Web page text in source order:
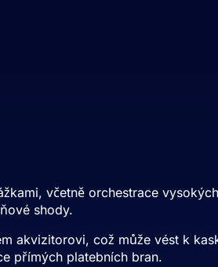
včetně orchestrace
shody.
akvizitorovi, což může vést k
přímých platebních bran.